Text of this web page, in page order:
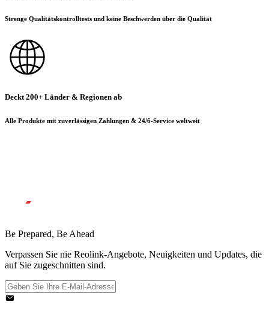
Strenge Qualitätskontrolltests und keine Beschwerden über die Qualität
Deckt 200+ Länder & Regionen ab
Alle Produkte mit zuverlässigen Zahlungen & 24/6-Service weltweit
Be Prepared, Be Ahead
Verpassen Sie nie Reolink-Angebote, Neuigkeiten und Updates, die
auf Sie zugeschnitten sind.